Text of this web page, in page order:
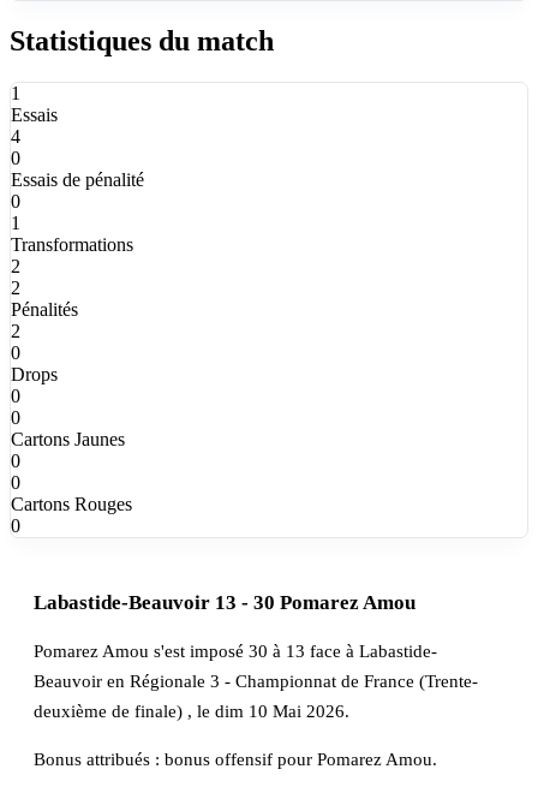
Statistiques du match
1
Essais
4
0
Essais de pénalité
0
1
Transformations
2
2
Pénalités
2
0
Drops
0
0
Cartons Jaunes
0
0
Cartons Rouges
0
Labastide-Beauvoir 13 - 30 Pomarez Amou
Pomarez Amou s'est imposé 30 à 13 face à Labastide-
Beauvoir en Régionale 3 - Championnat de France (Trente-
deuxième de finale) , le dim 10 Mai 2026.
Bonus attribués : bonus offensif pour Pomarez Amou.